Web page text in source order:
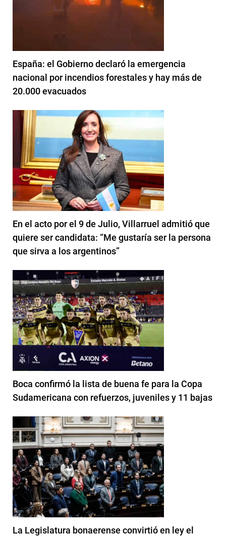
España: el Gobierno declaró la emergencia
nacional por incendios forestales y hay más de
20.000 evacuados
En el acto por el 9 de Julio, Villarruel admitió que
quiere ser candidata: “Me gustaría ser la persona
que sirva a los argentinos”
Boca confirmó la lista de buena fe para la Copa
Sudamericana con refuerzos, juveniles y 11 bajas
La Legislatura bonaerense convirtió en ley el